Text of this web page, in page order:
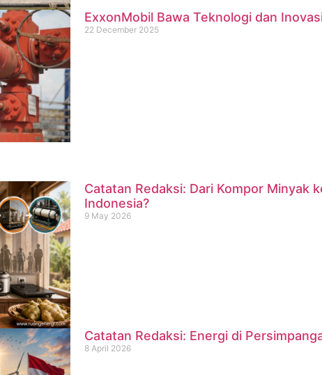
ExxonMobil Bawa Teknologi dan
22 December 2025
Catatan Redaksi: Dari Kompor Minyak
Indonesia?
9 May 2026
Catatan Redaksi: Energi di
8 April 2026